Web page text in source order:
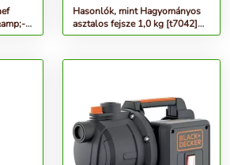
Hasonlók, mint Hagyományos
asztalos fejsze 1,0 kg [t7042]
&amp;lt;juco&amp;gt;